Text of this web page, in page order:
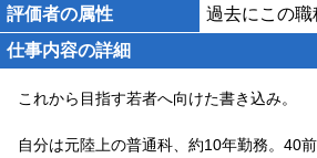
評価者の属性
過去にこの
仕事内容の詳細
これから目指す若者へ向けた書き込み。
自分は元陸上の普通科、約10年勤務。40